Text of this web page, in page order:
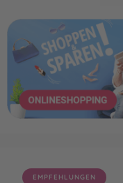
EMPFEHLUNGEN